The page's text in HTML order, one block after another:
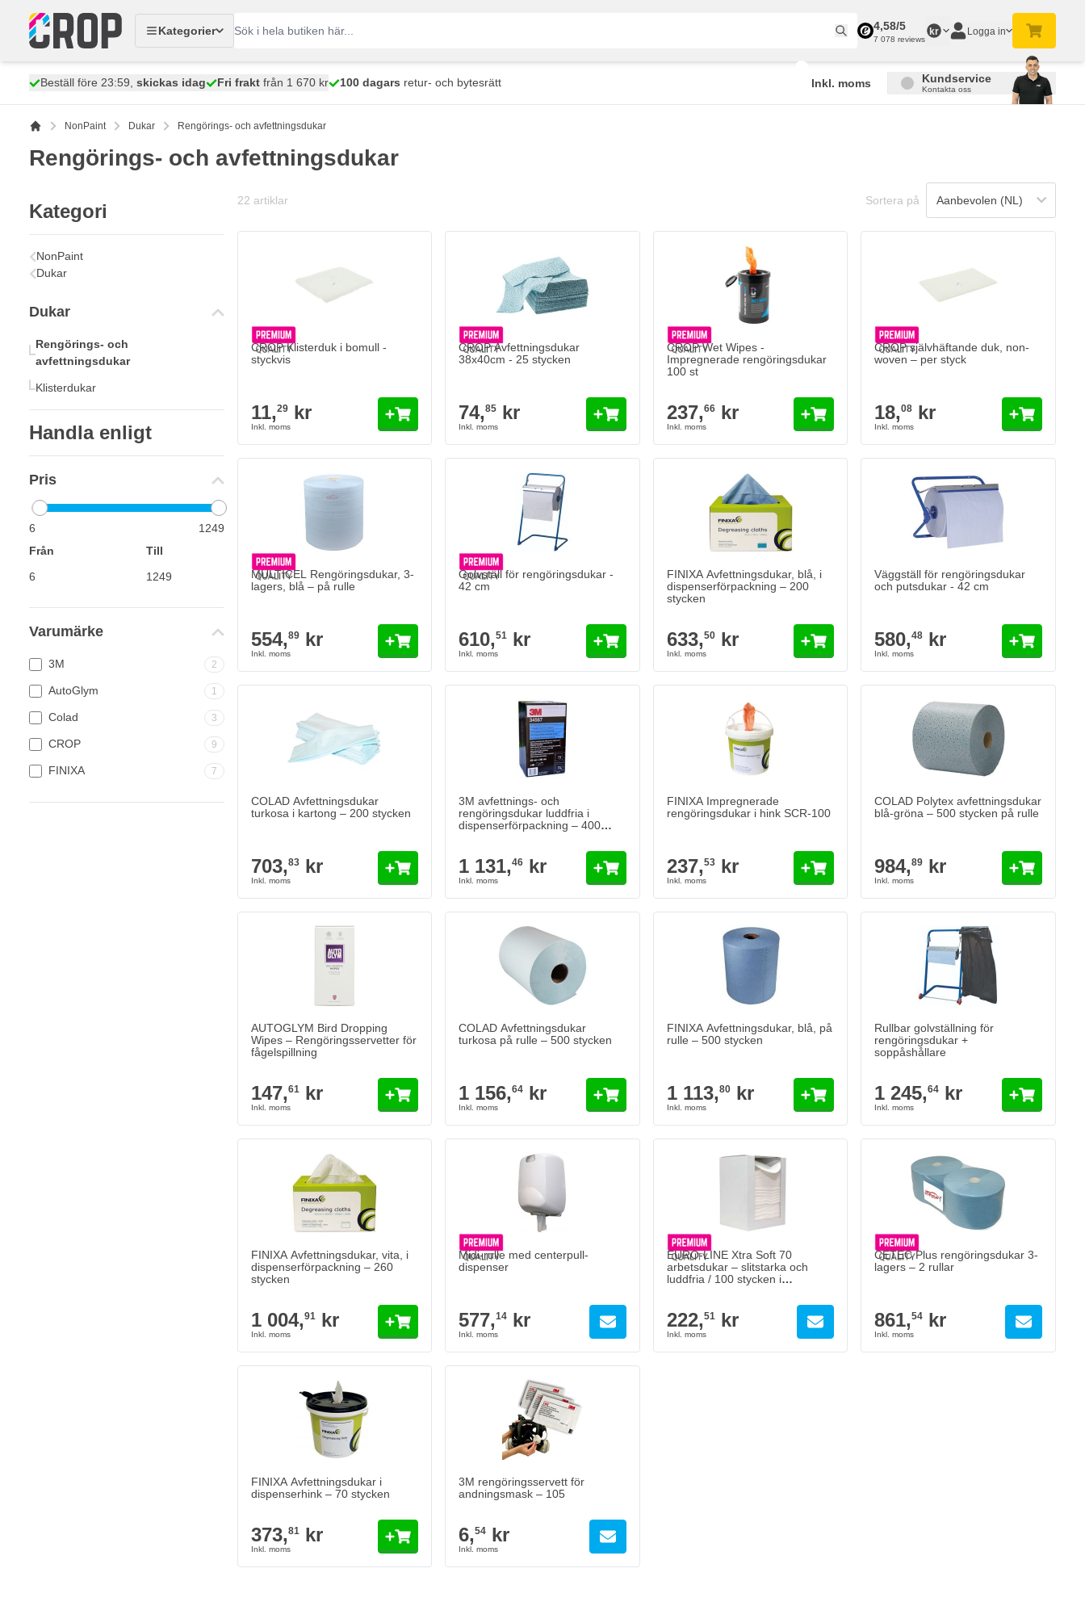
Kategorier
4,58/5
7 078 reviews
kr Logga in
Beställ före 23:59, skickas idag Fri frakt från 1 670 kr 100 dagars retur- och bytesrätt Inkl. moms Kundservice
Kontakta oss
NonPaint Dukar Rengörings- och avfettningsdukar
Rengörings- och avfettningsdukar
Kategori
NonPaint
Dukar
Dukar
Rengörings- och
avfettningsdukar
Klisterdukar
Handla enligt
Pris
6
1249
Från
Till
Varumärke
3M 2
AutoGlym 1
Colad 3
CROP 9
FINIXA 7
22 artiklar Sortera på
CROP Klisterduk i bomull -
styckvis
11,29kr
CROP Avfettningsdukar
38x40cm - 25 stycken
74,85 kr
CROP Wet Wipes -
Impregnerade rengöringsdukar
100 st
237,66kr
CROP självhäftande duk, non-
woven – per styck
18,08 kr
MULTICEL Rengöringsdukar, 3-
lagers, blå – på rulle
554,89kr
Golvställ för rengöringsdukar -
42 cm
610,51 kr
FINIXA Avfettningsdukar, blå, i
dispenserförpackning – 200
stycken
633,50kr
Väggställ för rengöringsdukar
och putsdukar - 42 cm
580,48 kr
COLAD Avfettningsdukar
turkosa i kartong – 200 stycken
703,83kr
3M avfettnings- och
rengöringsdukar luddfria i
dispenserförpackning – 400
1 131,46 kr
FINIXA Impregnerade
rengöringsdukar i hink SCR-100
237,53kr
COLAD Polytex avfettningsdukar
blå-gröna – 500 stycken på rulle
984,89 kr
AUTOGLYM Bird Dropping
Wipes – Rengöringsservetter för
fågelspillning
147,61kr
COLAD Avfettningsdukar
turkosa på rulle – 500 stycken
1 156,64 kr
FINIXA Avfettningsdukar, blå, på
rulle – 500 stycken
1 113,80kr
Rullbar golvställning för
rengöringsdukar +
soppåshållare
1 245,64 kr
FINIXA Avfettningsdukar, vita, i
dispenserförpackning – 260
stycken
1 004,91kr
Midi-rulle med centerpull-
dispenser
577,14 kr
EURO-LINE Xtra Soft 70
arbetsdukar – slitstarka och
luddfria / 100 stycken i
222,51kr
CETEC Plus rengöringsdukar 3-
lagers – 2 rullar
861,54 kr
FINIXA Avfettningsdukar i
dispenserhink – 70 stycken
373,81kr
3M rengöringsservett för
andningsmask – 105
6,54 kr